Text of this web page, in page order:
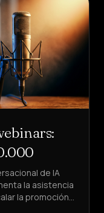
de IA
la asistencia
la promoción